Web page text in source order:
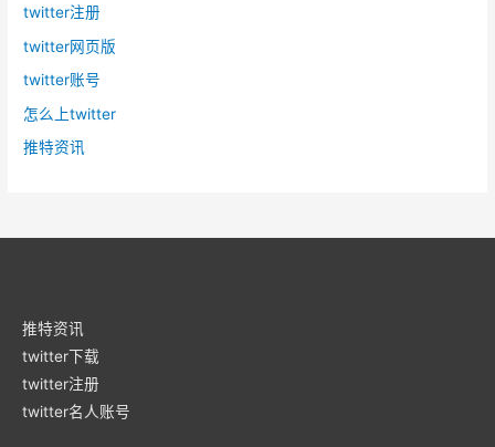
twitter注册
twitter网页版
twitter账号
怎么上twitter
推特资讯
推特资讯
twitter下载
twitter注册
twitter名人账号